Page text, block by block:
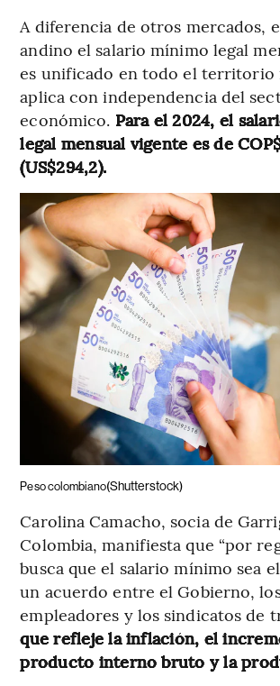
A diferencia de otros mercados,
andino el salario mínimo legal
es unificado en todo el territorio
aplica con independencia del
económico. Para el 2024, el
legal mensual vigente es de
(US$294,2).
Peso colombiano(Shutterstock)
Carolina Camacho, socia de
Colombia, manifiesta que “por
busca que el salario mínimo sea
un acuerdo entre el Gobierno,
empleadores y los sindicatos de
que refleje la inflación, el
producto interno bruto y la